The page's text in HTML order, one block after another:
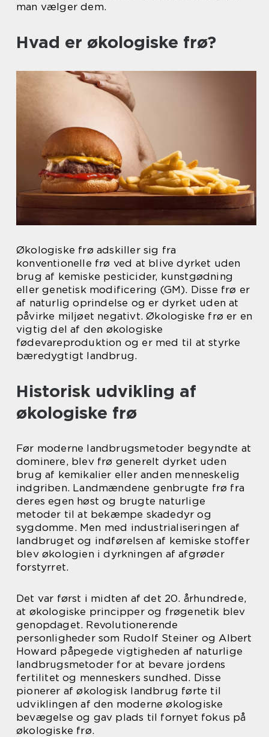
man vælger dem.
Hvad er økologiske frø?
Økologiske frø adskiller sig fra
konventionelle frø ved at blive dyrket uden
brug af kemiske pesticider, kunstgødning
eller genetisk modificering (GM). Disse frø er
af naturlig oprindelse og er dyrket uden at
påvirke miljøet negativt. Økologiske frø er en
vigtig del af den økologiske
fødevareproduktion og er med til at styrke
bæredygtigt landbrug.
Historisk udvikling af
økologiske frø
Før moderne landbrugsmetoder begyndte at
dominere, blev frø generelt dyrket uden
brug af kemikalier eller anden menneskelig
indgriben. Landmændene genbrugte frø fra
deres egen høst og brugte naturlige
metoder til at bekæmpe skadedyr og
sygdomme. Men med industrialiseringen af
landbruget og indførelsen af kemiske stoffer
blev økologien i dyrkningen af afgrøder
forstyrret.
Det var først i midten af det 20. århundrede,
at økologiske principper og frøgenetik blev
genopdaget. Revolutionerende
personligheder som Rudolf Steiner og Albert
Howard påpegede vigtigheden af naturlige
landbrugsmetoder for at bevare jordens
fertilitet og menneskers sundhed. Disse
pionerer af økologisk landbrug førte til
udviklingen af den moderne økologiske
bevægelse og gav plads til fornyet fokus på
økologiske frø.